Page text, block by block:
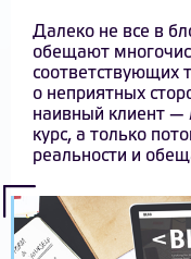
Далеко не все в
обещают
соответствующих
о неприятных
наивный клиент —
курс, а только
реальности и